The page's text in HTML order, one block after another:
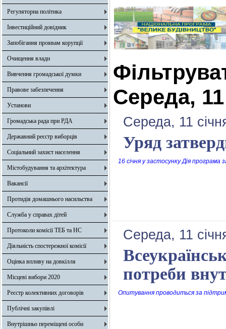
Регуляторна політика
Інвестиційний довідник
Запобігання проявам корупції
Очищення влади
Вивчення громадської думки
Правове забезпечення
Установи
Громадська рада при РДА
Державний реєстр виборців
Соціальний захист населення
Містобудування та архітектура
Вакансії
Протидія домашнього насильства
Служба у справах дітей
Протоколи комісії ТЕБ та НС
Діяльність спостережної комісії
Оцінка впливу на довкілля
Місцеві вибори 2020
Реєстр колективних договорів
Публічні закупівлі
Внутрішньо переміщені особи
Середа,
Середа, 11
Уряд
16 січня у застосунку Дія
Середа, 11
потреби
Опитування проводиться за